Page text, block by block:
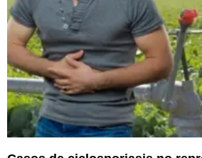
Casos de ciclosporiasis no